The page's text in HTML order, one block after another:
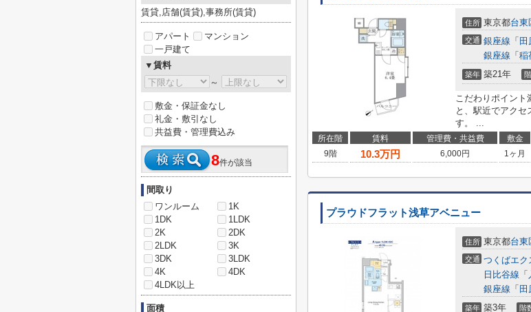
住所 東京都台東
交通 銀座線 「 田
銀座線 「 稲
築年 築21年
こだわりポイント
と、駅近でアクセ
す。 ...
所在階 賃料 管理費・共益費 敷金
9階
10.3万円 6,000円 1ヶ月
プラウドフラット浅草アベニュー
住所 東京都台東
交通 つくばエク
日比谷線 「
銀座線 「 田
築年 築3年 階
賃貸,店舗(賃貸),事務所(賃貸)
アパート
マンション
一戸建て
▼賃料
～
敷金・保証金なし
礼金・敷引なし
共益費・管理費込み
8件が該当
間取り
ワンルーム
1K
1DK
1LDK
2K
2DK
2LDK
3K
3DK
3LDK
4K
4DK
4LDK以上
面積